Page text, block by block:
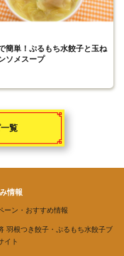
簡単！ぷるもち水餃子と玉ね
ソメスープ
覧
情報
ーン・おすすめ情報
羽根つき餃子・ぷるもち水餃子ブ
イト